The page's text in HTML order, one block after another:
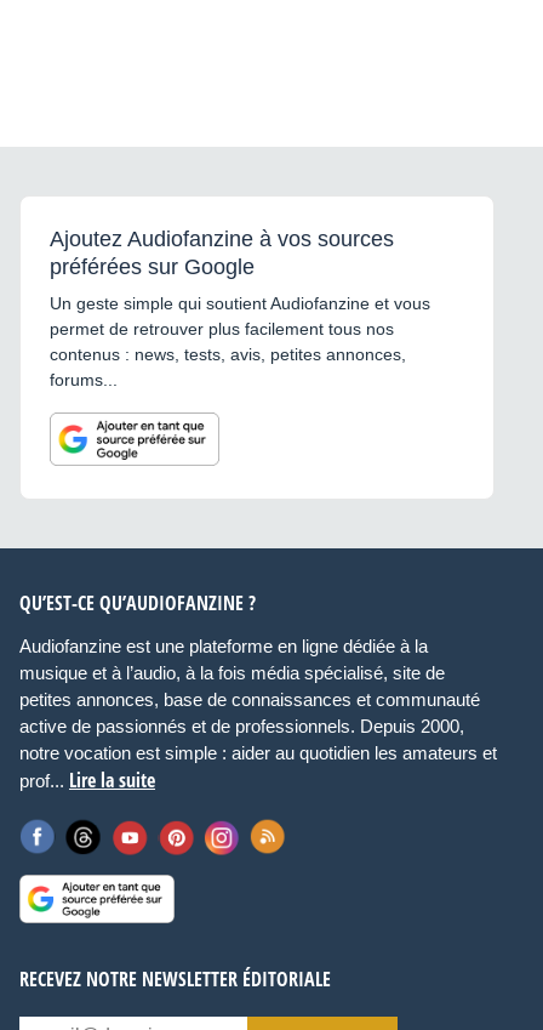
Ajoutez Audiofanzine à vos sources
préférées sur Google
Un geste simple qui soutient Audiofanzine et vous
permet de retrouver plus facilement tous nos
contenus : news, tests, avis, petites annonces,
forums...
QU’EST-CE QU’AUDIOFANZINE ?
Audiofanzine est une plateforme en ligne dédiée à la
musique et à l’audio, à la fois média spécialisé, site de
petites annonces, base de connaissances et communauté
active de passionnés et de professionnels. Depuis 2000,
notre vocation est simple : aider au quotidien les amateurs et
prof... Lire la suite
RECEVEZ NOTRE NEWSLETTER ÉDITORIALE